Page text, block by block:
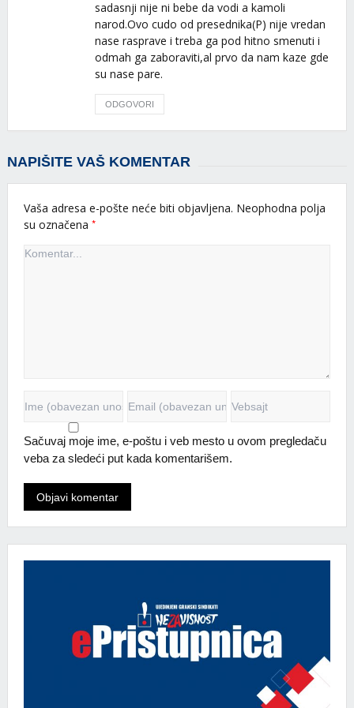
sadasnji nije ni bebe da vodi a kamoli
narod.Ovo cudo od presednika(P) nije vredan
nase rasprave i treba ga pod hitno smenuti i
odmah ga zaboraviti,al prvo da nam kaze gde
su nase pare.
ODGOVORI
NAPIŠITE VAŠ KOMENTAR
Vaša adresa e-pošte neće biti objavljena. Neophodna polja
su označena *
Sačuvaj moje ime, e-poštu i veb mesto u ovom pregledaču
veba za sledeći put kada komentarišem.